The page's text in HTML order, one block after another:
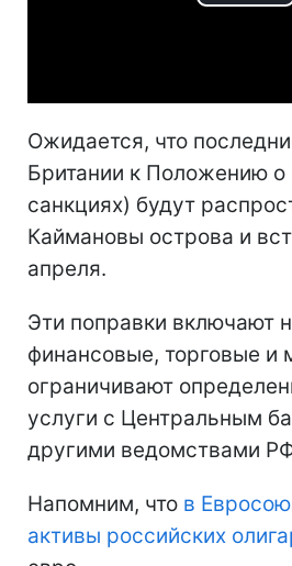
Ожидается, что
Британии к Положению о
санкциях) будут
Каймановы острова и
апреля.
Эти поправки включают
финансовые, торговые и
ограничивают
услуги с Центральным
другими ведомствами
Напомним, что в
активы российских